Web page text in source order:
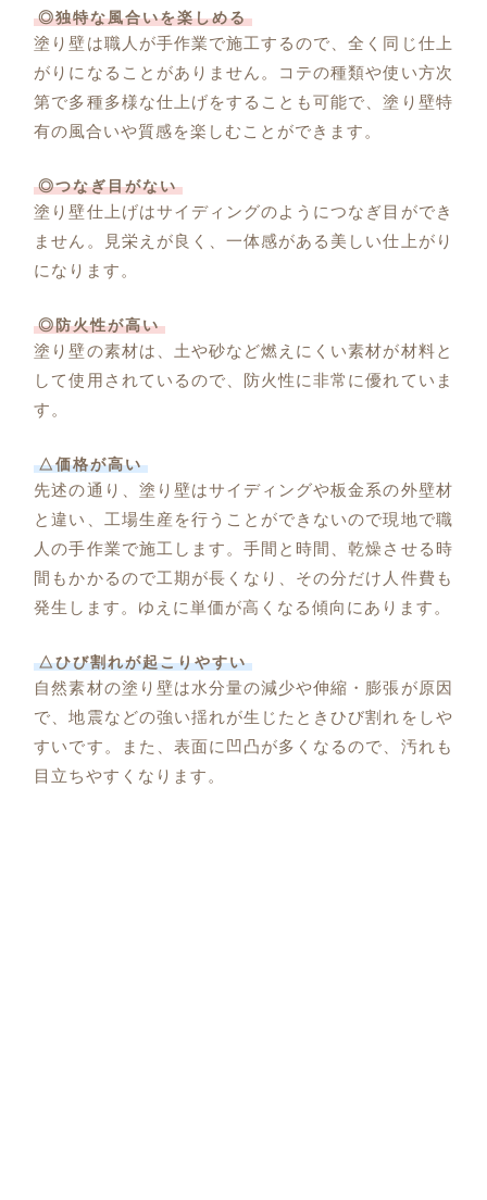
◎独特な風合いを楽しめる
塗り壁は職人が手作業で施工するので、全く同じ仕上
がりになることがありません。コテの種類や使い方次
第で多種多様な仕上げをすることも可能で、塗り壁特
有の風合いや質感を楽しむことができます。
◎つなぎ目がない
塗り壁仕上げはサイディングのようにつなぎ目ができ
ません。見栄えが良く、一体感がある美しい仕上がり
になります。
◎防火性が高い
塗り壁の素材は、土や砂など燃えにくい素材が材料と
して使用されているので、防火性に非常に優れていま
す。
△価格が高い
先述の通り、塗り壁はサイディングや板金系の外壁材
と違い、工場生産を行うことができないので現地で職
人の手作業で施工します。手間と時間、乾燥させる時
間もかかるので工期が長くなり、その分だけ人件費も
発生します。ゆえに単価が高くなる傾向にあります。
△ひび割れが起こりやすい
自然素材の塗り壁は水分量の減少や伸縮・膨張が原因
で、地震などの強い揺れが生じたときひび割れをしや
すいです。また、表面に凹凸が多くなるので、汚れも
目立ちやすくなります。